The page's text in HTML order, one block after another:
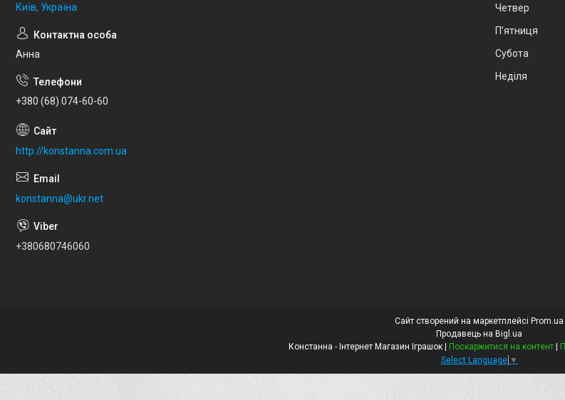
Київ, Україна
Анна
+380 (68) 074-60-60
http://konstanna.com.ua
konstanna@ukr.net
+380680746060
Четвер
Пʼятниця
Субота
Неділя
Сайт створений на маркетплейсі Prom.ua
Продавець на Bigl.ua
Констанна - Інтернет Магазин Іграшок | Поскаржитися на контент |
Select Language ▼